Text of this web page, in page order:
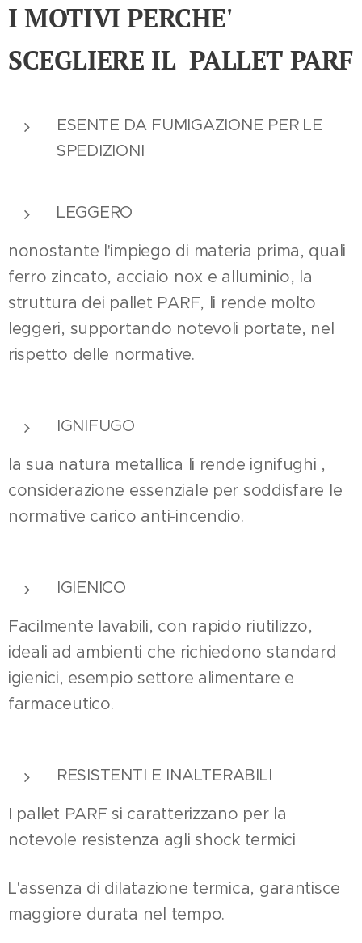
I MOTIVI PERCHE'
SCEGLIERE IL PALLET PARF
ESENTE DA FUMIGAZIONE PER LE
SPEDIZIONI
LEGGERO
nonostante l'impiego di materia prima, quali
ferro zincato, acciaio nox e alluminio, la
struttura dei pallet PARF, li rende molto
leggeri, supportando notevoli portate, nel
rispetto delle normative.
IGNIFUGO
la sua natura metallica li rende ignifughi ,
considerazione essenziale per soddisfare le
normative carico anti-incendio.
IGIENICO
Facilmente lavabili, con rapido riutilizzo,
ideali ad ambienti che richiedono standard
igienici, esempio settore alimentare e
farmaceutico.
RESISTENTI E INALTERABILI
I pallet PARF si caratterizzano per la
notevole resistenza agli shock termici
L'assenza di dilatazione termica, garantisce
maggiore durata nel tempo.